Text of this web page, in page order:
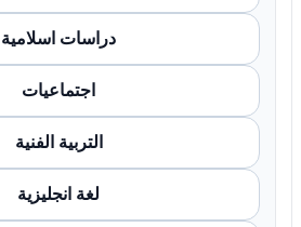
دراسات اسلامية
اجتماعيات
التربية الفنية
لغة انجليزية